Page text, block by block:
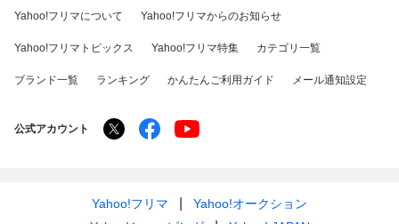
Yahoo!フリマについて Yahoo!フリマからのお知らせ
Yahoo!フリマトピックス Yahoo!フリマ特集 カテゴリ一覧
ブランド一覧 ランキング かんたんご利用ガイド メール通知設定
公式アカウント
Yahoo!フリマ
Yahoo!オークション